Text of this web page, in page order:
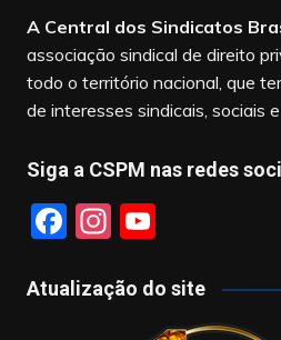
A Central dos Sindicatos
associação sindical de direito
todo o território nacional, que
de interesses sindicais, sociais
Siga a CSPM nas redes
F
c
In
a
Y
u
T
Atualização do site